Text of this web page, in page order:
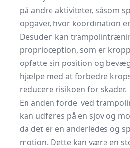
på andre aktiviteter, såsom
opgaver, hvor koordination
Desuden kan
proprioception, som er
opfatte sin position og
hjælpe med at forbedre
reducere risikoen for skader.
En anden fordel ved
kan udføres på en sjov og
da det er en anderledes og
motion. Dette kan være en